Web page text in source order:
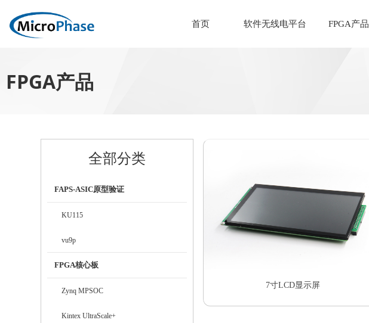
首页 软件无线电平台 FPGA产品
7寸LCD显示屏
FPGA产品
全部分类
FAPS-ASIC原型验证
KU115
vu9p
FPGA核心板
Zynq MPSOC
Kintex UltraScale+